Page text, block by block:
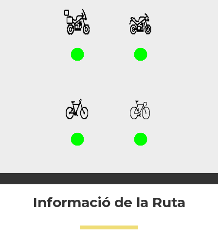
Informació de la Ruta